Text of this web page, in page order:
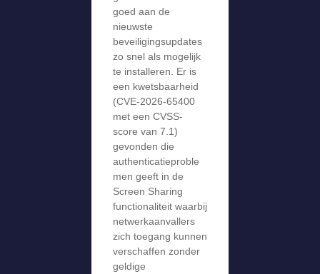
goed aan de
nieuwste
beveiligingsupdates
zo snel als mogelijk
te installeren. Er is
een kwetsbaarheid
(CVE-2026-65400
met een CVSS-
score van 7.1)
gevonden die
authenticatieproble
men geeft in de
Screen Sharing
functionaliteit waarbij
netwerkaanvallers
zich toegang kunnen
verschaffen zonder
geldige